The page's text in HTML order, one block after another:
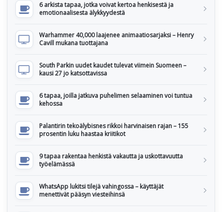
6 arkista tapaa, jotka voivat kertoa henkisestä ja
emotionaalisesta älykkyydestä
Warhammer 40,000 laajenee animaatiosarjaksi – Henry
Cavill mukana tuottajana
South Parkin uudet kaudet tulevat viimein Suomeen –
kausi 27 jo katsottavissa
6 tapaa, joilla jatkuva puhelimen selaaminen voi tuntua
kehossa
Palantirin tekoälybisnes rikkoi harvinaisen rajan – 155
prosentin luku haastaa kriitikot
9 tapaa rakentaa henkistä vakautta ja uskottavuutta
työelämässä
WhatsApp lukitsi tilejä vahingossa – käyttäjät
menettivät pääsyn viesteihinsä